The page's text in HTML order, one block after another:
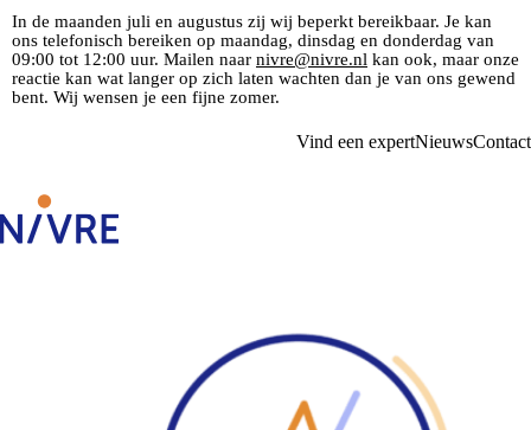
In de maanden juli en augustus zij wij beperkt bereikbaar. Je kan
ons telefonisch bereiken op maandag, dinsdag en donderdag van
09:00 tot 12:00 uur. Mailen naar nivre@nivre.nl kan ook, maar onze
reactie kan wat langer op zich laten wachten dan je van ons gewend
bent. Wij wensen je een fijne zomer.
Vind een expertNieuwsContact